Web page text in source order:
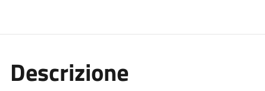
Descrizione